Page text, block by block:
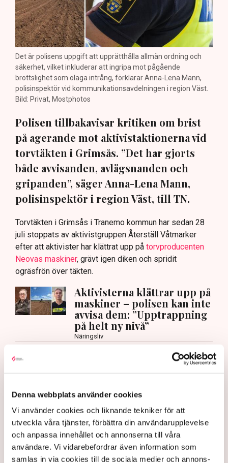
Denna webbplats använder cookies
Vi använder cookies och liknande tekniker för att
utveckla våra tjänster, förbättra din användarupplevelse
och anpassa innehållet och annonserna till våra
användare. Vi vidarebefordrar även information som
samlas in via cookies till de sociala medier och annons-
Det är polisens uppgift att upprätthålla allmän ordning och
säkerhet, vilket inkluderar att ingripa mot pågående
brottslighet som olaga intrång, förklarar Anna-Lena Mann,
polisinspektör vid kommunikationsavdelningen i region Väst.
Bild: Privat, Mostphotos
Polisen tillbakavisar kritiken om brist
på agerande mot aktivistaktionerna vid
torvtäkten i Grimsås. ”Det har gjorts
både avvisanden, avlägsnanden och
gripanden”, säger Anna-Lena Mann,
polisinspektör i region Väst, till TN.
Torvtäkten i Grimsås i Tranemo kommun har sedan 28
juli stoppats av aktivistgruppen Återställ Våtmarker
efter att aktivister har klättrat upp på torvproducenten
Neovas maskiner, grävt igen diken och spridit
ogräsfrön över täkten.
Aktivisterna klättrar upp på
maskiner – polisen kan inte
avvisa dem: ”Upptrappning
på helt ny nivå”
Näringsliv
sedan 28 juli.
Polisen kritiseras för bristande agerande vid
aktionerna.
Polisinspektör Anna-Lena Mann förklarar polisens
agerande på plats.